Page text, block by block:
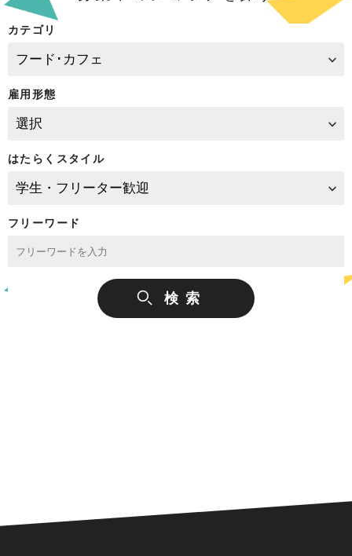
カテゴリ
雇用形態
はたらくスタイル
フリーワード